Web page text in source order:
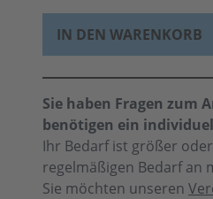
IN DEN WARENKORB
Sie haben Fragen zum
benötigen ein
Ihr Bedarf ist größer
regelmäßigen Bedarf an
Sie möchten unseren